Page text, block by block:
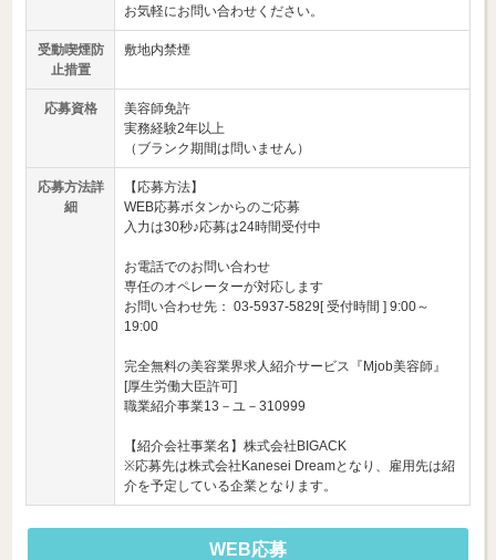
お気軽にお問い合わせください。
受動喫煙防
止措置
敷地内禁煙
応募資格
美容師免許
実務経験2年以上
（ブランク期間は問いません）
応募方法詳
細
【応募方法】
WEB応募ボタンからのご応募
入力は30秒♪応募は24時間受付中
お電話でのお問い合わせ
専任のオペレーターが対応します
お問い合わせ先： 03-5937-5829[ 受付時間 ] 9:00～
19:00
完全無料の美容業界求人紹介サービス『Mjob美容師』
[厚生労働大臣許可]
職業紹介事業13－ユ－310999
【紹介会社事業名】株式会社BIGACK
※応募先は株式会社Kanesei Dreamとなり、雇用先は紹
介を予定している企業となります。
WEB応募